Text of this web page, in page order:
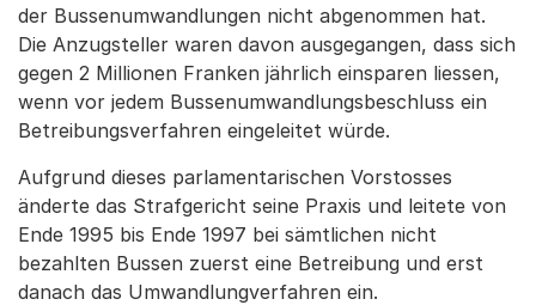
der Bussenumwandlungen nicht abgenommen hat.
Die Anzugsteller waren davon ausgegangen, dass sich
gegen 2 Millionen Franken jährlich einsparen liessen,
wenn vor jedem Bussenumwandlungsbeschluss ein
Betreibungsverfahren eingeleitet würde.
Aufgrund dieses parlamentarischen Vorstosses
änderte das Strafgericht seine Praxis und leitete von
Ende 1995 bis Ende 1997 bei sämtlichen nicht
bezahlten Bussen zuerst eine Betreibung und erst
danach das Umwandlungverfahren ein.